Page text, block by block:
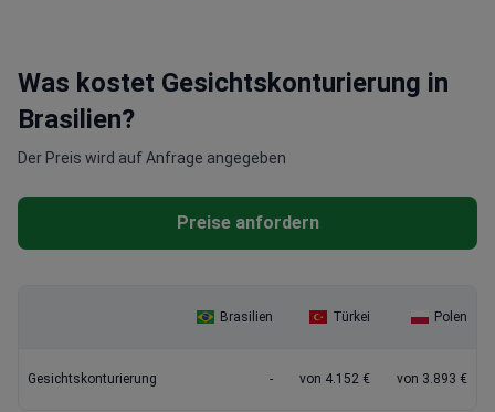
Was kostet Gesichtskonturierung in
Brasilien?
Der Preis wird auf Anfrage angegeben
Preise anfordern
Brasilien Türkei Polen
Gesichtskonturierung - von 4.152 € von 3.893 €